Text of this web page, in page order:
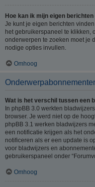
Hoe kan ik mijn eigen
Je kunt je eigen berichten
het gebruikerspaneel te klikken,
onderwerpen te zoeken moet je
nodige opties invullen.
Omhoog
Wat is het verschil tussen een
In phpBB 3.0 werkten
browser. Je werd niet op de
phpBB 3.1 werken bladwijzers
een notificatie krijgen als het
notificeren als er een update is
voor bladwijzers en
gebruikerspaneel onder
Omhoog